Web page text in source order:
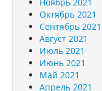
Октябрь 2021
Сентябрь 2021
Август 2021
Июль 2021
Июнь 2021
Май 2021
Апрель 2021